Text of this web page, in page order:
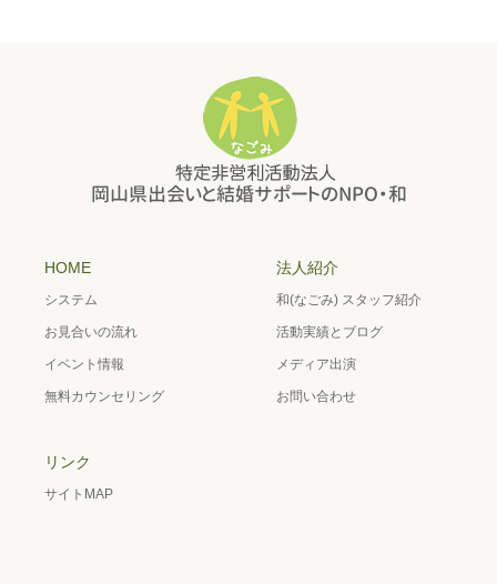
HOME
システム
お見合いの流れ
イベント情報
無料カウンセリング
法人紹介
和(なごみ) スタッフ紹介
活動実績とブログ
メディア出演
お問い合わせ
リンク
サイトMAP